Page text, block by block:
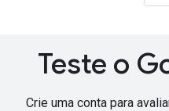
Teste o
Crie uma conta para